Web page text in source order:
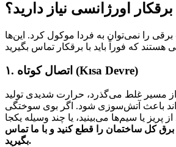
اورژانسی نیاز دارید؟
را نمی‌توان به فردا موکول کرد. این‌ها
۱. اتصال کوتاه (Kısa Devre)
مسیر غلط می‌گذرد، حرارت شدیدی تولید
باعث آتش‌سوزی شود. اگر بوی سوختگی
پریز یا سیم‌ها می‌بینید، یا چند وسیله یکجا
کل ساختمان را قطع کنید و با ما تماس
بگیرید.